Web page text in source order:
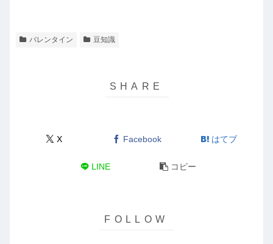
バレンタイン 豆知識
X Facebook はてブ
LINE コピー